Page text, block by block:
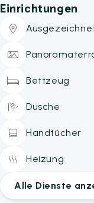
Einrichtungen
Bettzeug
Dusche
Handtücher
Heizung
Alle Dienste